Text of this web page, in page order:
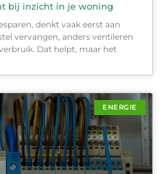
bij inzicht in je woning
denkt vaak eerst aan
vervangen, anders ventileren
Dat helpt, maar het
ENERGIE